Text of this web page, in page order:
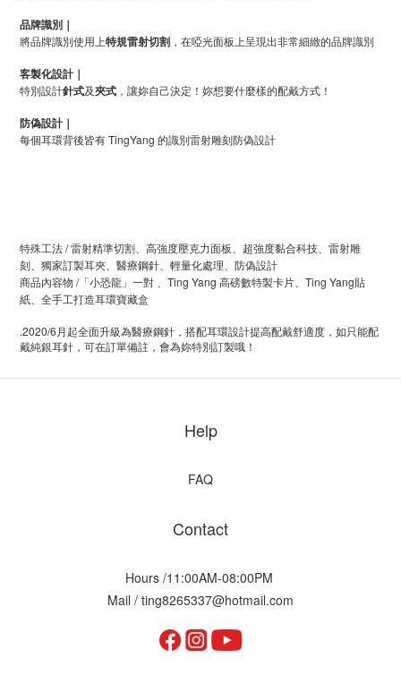
品牌識別｜
將品牌識別使用上特規雷射切割 ，在啞光面板上呈現出非常細緻的品牌識別
客製化設計｜
特別設計針式及夾式 ，讓妳自己決定！妳想要什麼樣的配戴方式！
防偽設計｜
每個耳環背後皆有 TingYang 的識別雷射雕刻防偽設計
特殊工法 / 雷射精準切割、高強度壓克力面板、超強度黏合科技、雷射雕
刻、獨家訂製耳夾、醫療鋼針、輕量化處理、防偽設計
商品內容物 /「小恐龍」一對 、Ting Yang 高磅數特製卡片、Ting Yang貼
紙、全手工打造耳環寶藏盒
.2020/6 月起全面升級為醫療鋼針，搭配耳環設計提高配戴舒適度，如只能配
戴純銀耳針，可在訂單備註，會為妳特別訂製哦！
Help
FAQ
Contact
Hours /11:00AM-08:00PM
Mail / ting8265337@hotmail.com